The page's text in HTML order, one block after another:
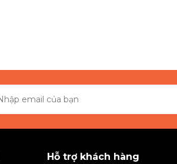
Hỗ trợ khách hàng